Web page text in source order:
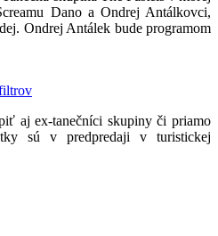
Dano a Ondrej Antálkovci,
Ondrej Antálek bude programom
aj ex-tanečníci skupiny či priamo
sú v predpredaji v turistickej